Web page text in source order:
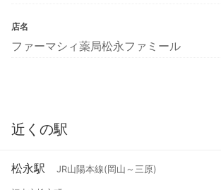
店名
ファーマシィ薬局松永ファミール
近くの駅
松永駅 JR山陽本線(岡山～三原)